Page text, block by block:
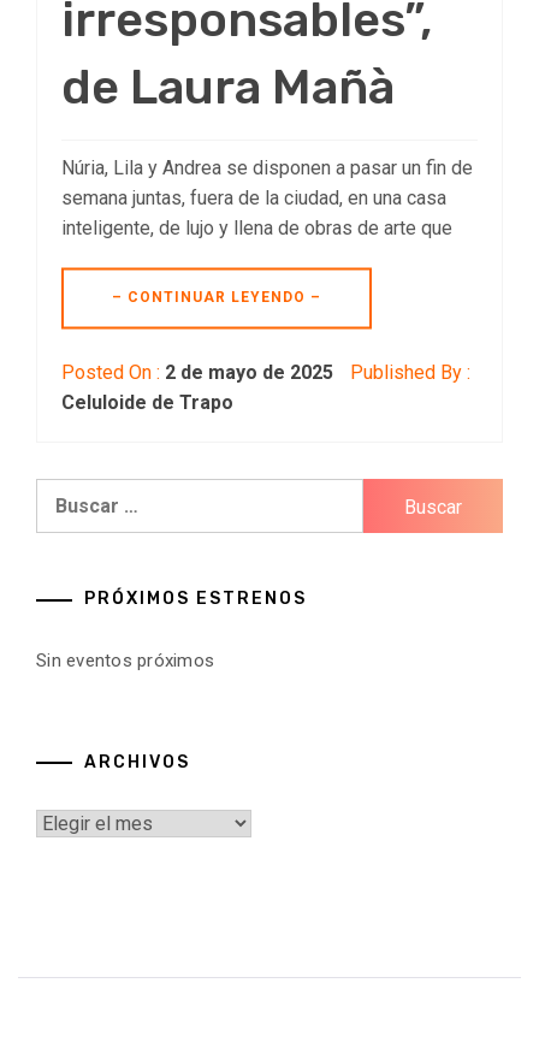
irresponsables”,
de Laura Mañà
Núria, Lila y Andrea se disponen a pasar un fin de
semana juntas, fuera de la ciudad, en una casa
inteligente, de lujo y llena de obras de arte que
– CONTINUAR LEYENDO –
Posted On : 2 de mayo de 2025
Published By :
Celuloide de Trapo
PRÓXIMOS ESTRENOS
Sin eventos próximos
ARCHIVOS
Archivos